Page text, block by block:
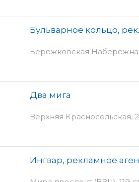
Бульварное кольцо,
Бережковская
Два мига
Верхняя Красносельская,
Ингвар, рекламное